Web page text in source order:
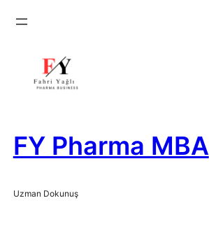
FY Pharma MBA
Uzman Dokunuş